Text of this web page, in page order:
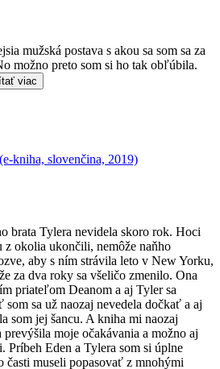
mužská postava s akou sa som sa za
možno preto som si ho tak obľúbila.
viac
kniha, slovenčina, 2019)
brata Tylera nevidela skoro rok. Hoci
z okolia ukončili, nemôže naňho
aby s ním strávila leto v New Yorku,
za dva roky sa všeličo zmenilo. Ona
priateľom Deanom a aj Tyler sa
sa už naozaj nevedela dočkať a aj
som jej šancu. A kniha mi naozaj
moje očakávania a možno aj
Príbeh Eden a Tylera som si úplne
časti museli popasovať z mnohými